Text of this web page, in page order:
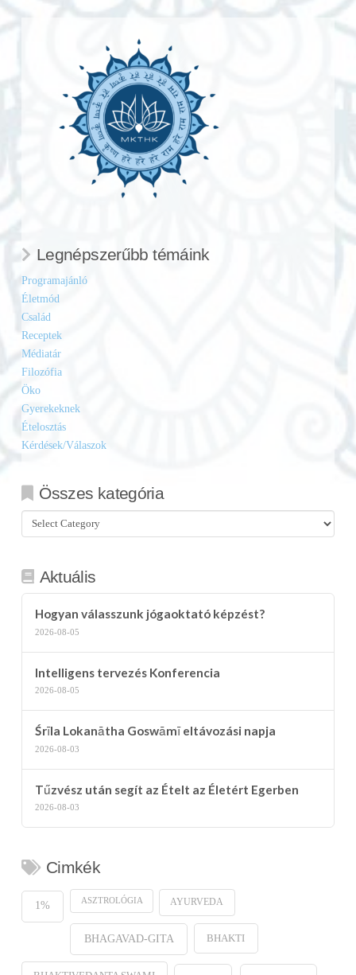
Legnépszerűbb témáink
Programajánló
Életmód
Család
Receptek
Médiatár
Filozófia
Öko
Gyerekeknek
Ételosztás
Kérdések/Válaszok
Összes kategória
Összes
kategória
Aktuális
Hogyan válasszunk jógaoktató képzést?
2026-08-05
Intelligens tervezés Konferencia
2026-08-05
Śrīla Lokanātha Goswāmī eltávozási napja
2026-08-03
Tűzvész után segít az Ételt az Életért Egerben
2026-08-03
Cimkék
1% ASZTROLÓGIA AYURVEDA
BHAGAVAD-GITA BHAKTI